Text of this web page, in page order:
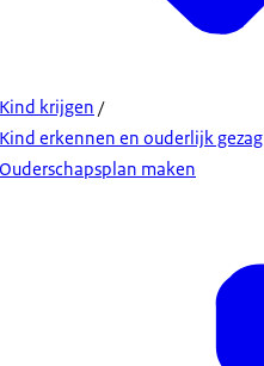
Kind krijgen /
Kind erkennen en ouderlijk gezag
Ouderschapsplan maken